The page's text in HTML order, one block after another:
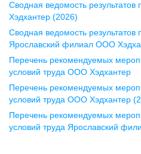
ул. Комиссаржевской, д. 10,
офис 1212
+7 473 280-05-05
pr@vrn.hh.ru
ул. Спартаковская, д. 2А, этаж 3,
помещение 15
+7 843 212-12-50
Сводная ведомость
Хэдхантер (2026)
Сводная ведомость
Ярославский филиал ООО
Перечень рекомендуемых
условий труда ООО Хэдхантер
Перечень рекомендуемых
условий труда ООО Хэдхантер
Перечень рекомендуемых
условий труда Ярославский